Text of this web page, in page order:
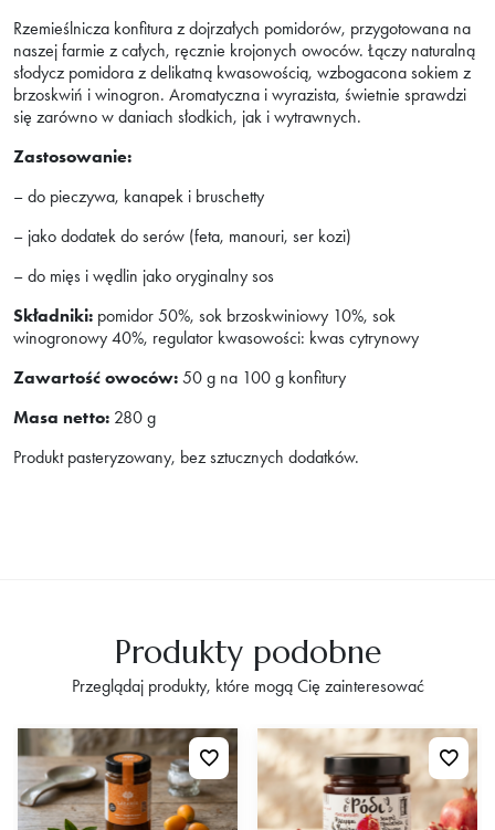
Rzemieślnicza konfitura z dojrzałych pomidorów, przygotowana na
naszej farmie z całych, ręcznie krojonych owoców. Łączy naturalną
słodycz pomidora z delikatną kwasowością, wzbogacona sokiem z
brzoskwiń i winogron. Aromatyczna i wyrazista, świetnie sprawdzi
się zarówno w daniach słodkich, jak i wytrawnych.
Zastosowanie:
– do pieczywa, kanapek i bruschetty
– jako dodatek do serów (feta, manouri, ser kozi)
– do mięs i wędlin jako oryginalny sos
Składniki: pomidor 50%, sok brzoskwiniowy 10%, sok
winogronowy 40%, regulator kwasowości: kwas cytrynowy
Zawartość owoców: 50 g na 100 g konfitury
Masa netto: 280 g
Produkt pasteryzowany, bez sztucznych dodatków.
Produkty podobne
Przeglądaj produkty, które mogą Cię zainteresować